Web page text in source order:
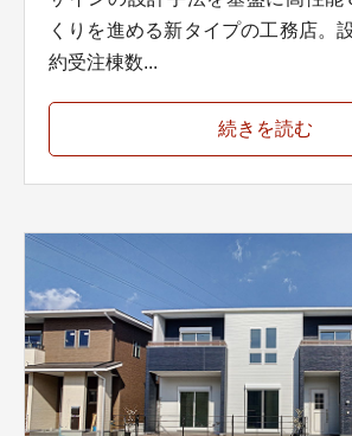
くりを進める新タイプの工務店。
約受注棟数...
続きを読む